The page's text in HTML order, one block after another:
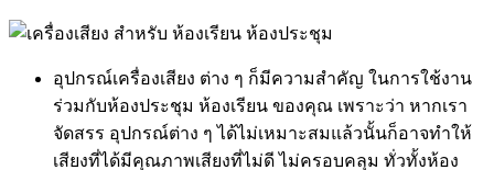
อุปกรณ์เครื่องเสียง ต่าง ๆ ก็มีความสำคัญ ในการใช้งาน
ร่วมกับห้องประชุม ห้องเรียน ของคุณ เพราะว่า หากเรา
จัดสรร อุปกรณ์ต่าง ๆ ได้ไม่เหมาะสมแล้วนั้นก็อาจทำให้
เสียงที่ได้มีคุณภาพเสียงที่ไม่ดี ไม่ครอบคลุม ทั่วทั้งห้อง